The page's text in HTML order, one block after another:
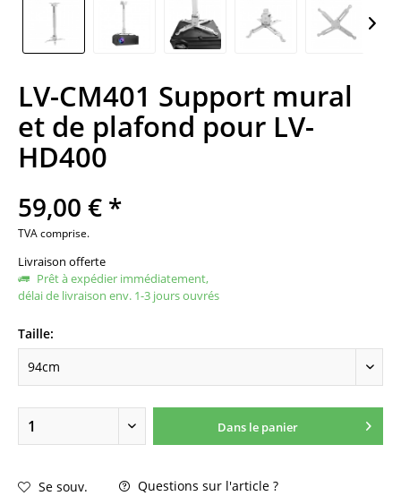
LV-CM401 Support mural
et de plafond pour LV-
HD400
59,00 € *
TVA comprise.
Livraison offerte
Prêt à expédier immédiatement,
délai de livraison env. 1-3 jours ouvrés
Taille:
Dans le panier
Se souv. Questions sur l'article ?